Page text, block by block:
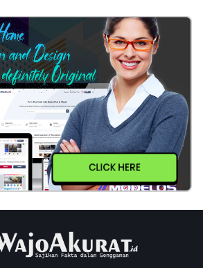
CLICK HERE